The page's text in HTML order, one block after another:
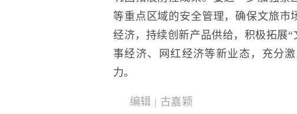
等重点区域的安全管理，确保文旅市
经济，持续创新产品供给，积极拓展
事经济、网红经济等新业态，充分
力。
编辑 | 古嘉颖